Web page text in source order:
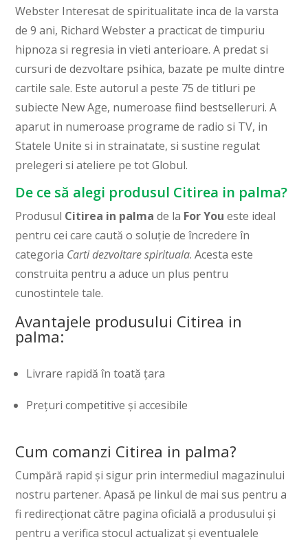
Webster Interesat de spiritualitate inca de la varsta
de 9 ani, Richard Webster a practicat de timpuriu
hipnoza si regresia in vieti anterioare. A predat si
cursuri de dezvoltare psihica, bazate pe multe dintre
cartile sale. Este autorul a peste 75 de titluri pe
subiecte New Age, numeroase fiind bestselleruri. A
aparut in numeroase programe de radio si TV, in
Statele Unite si in strainatate, si sustine regulat
prelegeri si ateliere pe tot Globul.
De ce să alegi produsul Citirea in palma?
Produsul Citirea in palma de la For You este ideal
pentru cei care caută o soluție de încredere în
categoria Carti dezvoltare spirituala. Acesta este
construita pentru a aduce un plus pentru
cunostintele tale.
Avantajele produsului Citirea in
palma:
Livrare rapidă în toată țara
Prețuri competitive și accesibile
Cum comanzi Citirea in palma?
Cumpără rapid și sigur prin intermediul magazinului
nostru partener. Apasă pe linkul de mai sus pentru a
fi redirecționat către pagina oficială a produsului și
pentru a verifica stocul actualizat și eventualele